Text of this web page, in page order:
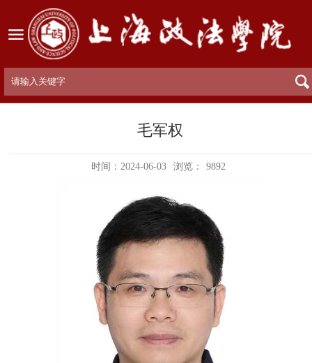
毛军权
时间：2024-06-03 浏览： 9892